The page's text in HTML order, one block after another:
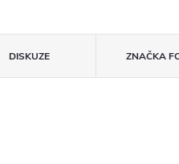
DISKUZE ZNAČKA